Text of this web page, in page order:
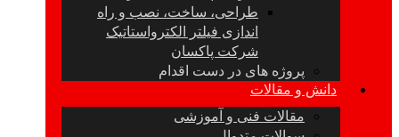
طراحی، ساخت، نصب و راه
اندازی فیلتر الکترواستاتیک
شرکت پاکسان
پروژه های در دست اقدام
دانش و مقالات
مقالات فنی و آموزشی